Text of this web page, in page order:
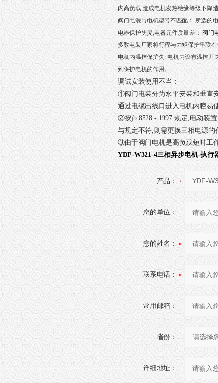
内高负载,造成电机发热绝缘等级下降
阀门电装与电机型号不匹配： 所选的
电器保护失灵,电器元件质量差： 阀门
多数电装厂家将行程与力矩保护串联
电机内温控保护失: 电机内设有温控开
到保护电机的作用。
调试安装使用不当：
①阀门电装分为水平安装和垂直
通过电缆出线口进入电机内腔易
②按jb 8528 - 1997 规定,电动装
与规定不符,则需更换三相电源
③由于阀门电机是高负载短时工
YDF-W321-4三相异步电机-执行
产品：
您的单位：
您的姓名：
联系电话：
常用邮箱：
省份：
详细地址：